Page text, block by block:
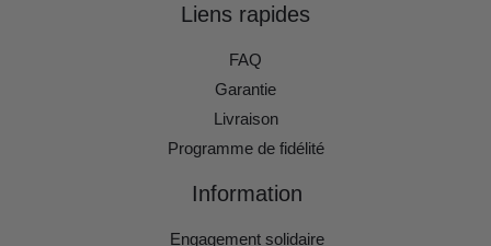
Liens rapides
FAQ
Garantie
Livraison
Programme de fidélité
Information
Engagement solidaire